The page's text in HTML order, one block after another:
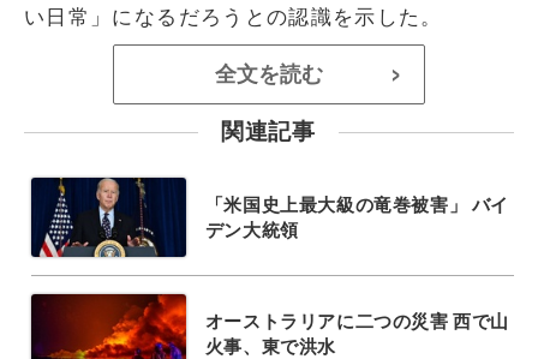
い日常」になるだろうとの認識を示した。
全文を読む >
関連記事
「米国史上最大級の竜巻被害」 バイ
デン大統領
オーストラリアに二つの災害 西で山
火事、東で洪水